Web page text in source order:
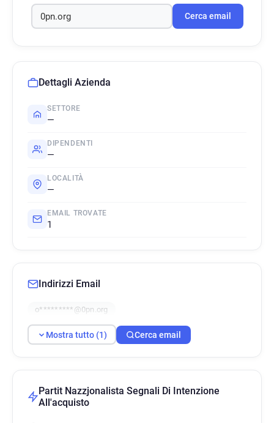
Cerca email
Dettagli Azienda
SETTORE
—
DIPENDENTI
—
LOCALITÀ
—
EMAIL TROVATE
1
Indirizzi Email
o*********@0pn.org
Mostra tutto (1) Cerca email
Partit Nazzjonalista Segnali Di Intenzione
All'acquisto